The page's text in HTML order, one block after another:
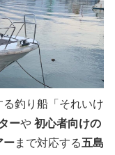
釣り船「それいけ
ーや 初心者向けの
ーまで対応する五島